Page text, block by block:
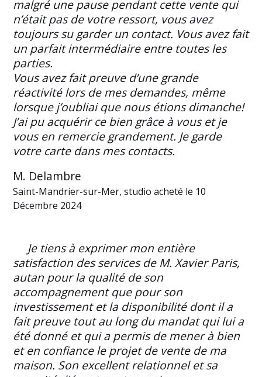
malgré une pause pendant cette vente qui
n’était pas de votre ressort, vous avez
toujours su garder un contact. Vous avez fait
un parfait intermédiaire entre toutes les
parties.
Vous avez fait preuve d’une grande
réactivité lors de mes demandes, même
lorsque j’oubliai que nous étions dimanche!
J’ai pu acquérir ce bien grâce à vous et je
vous en remercie grandement. Je garde
votre carte dans mes contacts.
M. Delambre
Saint-Mandrier-sur-Mer, studio acheté le 10
Décembre 2024
Je tiens à exprimer mon entière
satisfaction des services de M. Xavier Paris,
autan pour la qualité de son
accompagnement que pour son
investissement et la disponibilité dont il a
fait preuve tout au long du mandat qui lui a
été donné et qui a permis de mener à bien
et en confiance le projet de vente de ma
maison. Son excellent relationnel et sa